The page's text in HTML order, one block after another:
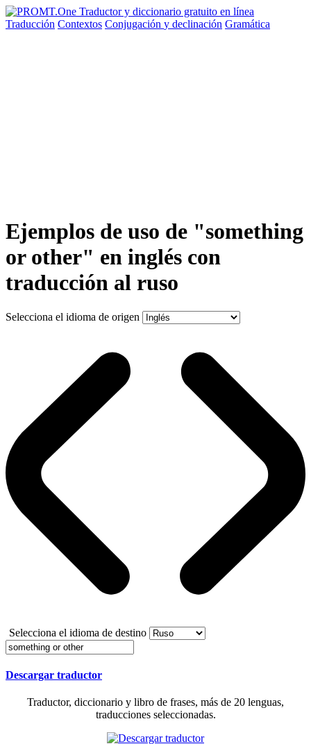
Traducción Contextos Conjugación y declinación Gramática
Ejemplos de uso de "something
or other" en inglés con
traducción al ruso
Selecciona el idioma de origen
Selecciona el idioma de destino
Descargar traductor
Traductor, diccionario y libro de frases, más de 20 lenguas,
traducciones seleccionadas.